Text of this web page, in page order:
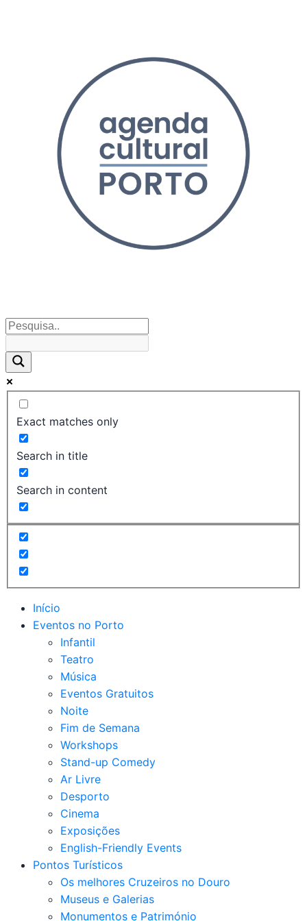
Exact matches only
Search in title
Search in content
Início
Eventos no Porto
Infantil
Teatro
Música
Eventos Gratuitos
Noite
Fim de Semana
Workshops
Stand-up Comedy
Ar Livre
Desporto
Cinema
Exposições
English-Friendly Events
Pontos Turísticos
Os melhores Cruzeiros no Douro​
Museus e Galerias
Monumentos e Património